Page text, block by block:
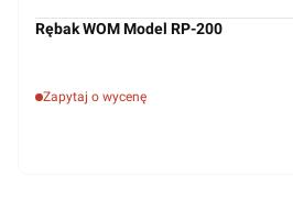
Rębak WOM Model RP-200
Zapytaj o wycenę